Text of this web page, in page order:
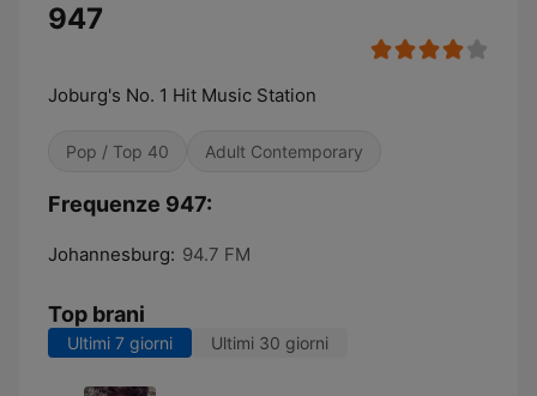
947
Joburg's No. 1 Hit Music Station
Pop / Top 40 Adult Contemporary
Frequenze 947:
Johannesburg: 94.7 FM
Top brani
Ultimi 7 giorni Ultimi 30 giorni